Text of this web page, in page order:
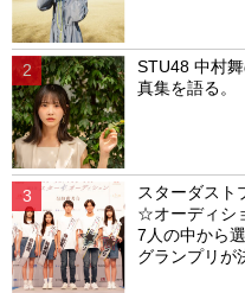
STU48 中村
真集を語る。
スターダスト
☆オーディシ
7人の中から
グランプリが